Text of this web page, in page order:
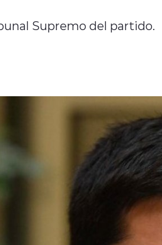
Supremo del partido.